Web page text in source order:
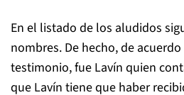
En el listado de los aludidos
nombres. De hecho, de
testimonio, fue Lavín quien
que Lavín tiene que haber